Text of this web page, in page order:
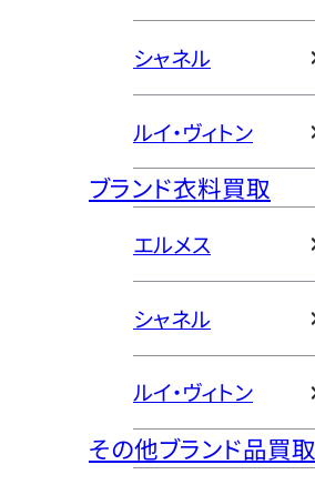
シャネル
ルイ・ヴィトン
ブランド衣料買取
エルメス
シャネル
ルイ・ヴィトン
その他ブランド品買取